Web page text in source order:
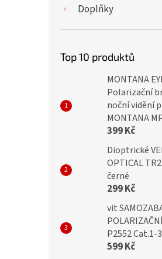
Doplňky
Top 10 produktů
MONTANA
Polarizační
noční vidění
MONTANA
399 Kč
Dioptrické
OPTICAL
černé
299 Kč
vit
P2552 Cat.1-3
599 Kč